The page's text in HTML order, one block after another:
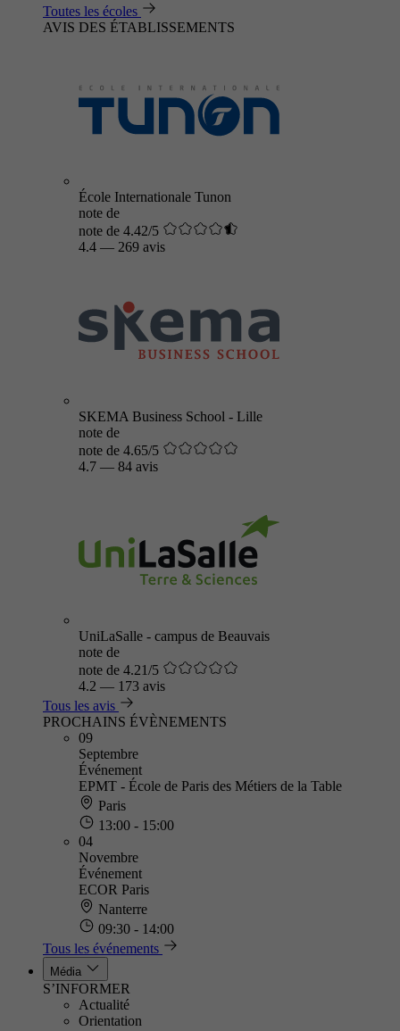
Toutes les écoles
AVIS DES ÉTABLISSEMENTS
École Internationale Tunon
note de
note de 4.42/5
4.4 — 269 avis
SKEMA Business School - Lille
note de
note de 4.65/5
4.7 — 84 avis
UniLaSalle - campus de Beauvais
note de
note de 4.21/5
4.2 — 173 avis
Tous les avis
PROCHAINS ÉVÈNEMENTS
09
Septembre
Événement
EPMT - École de Paris des Métiers de la Table
Paris
13:00 - 15:00
04
Novembre
Événement
ECOR Paris
Nanterre
09:30 - 14:00
Tous les événements
Média
S’INFORMER
Actualité
Orientation